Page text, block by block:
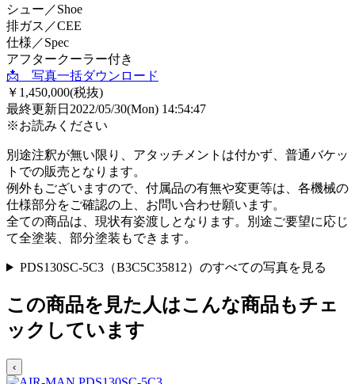
シュー／Shoe
排ガス／CEE
仕様／Spec
アフタークーラー付き
📩 写真一括ダウンロード
￥1,450,000(税抜)
最終更新日 2022/05/30(Mon) 14:54:47
※お読みください
別途注釈が無い限り、アタッチメントは付かず、普通バケッ
トでの販売となります。
例外もございますので、付属品の有無や変更等は、各機械の
仕様部分をご確認の上、お問い合わせ願います。
全ての商品は、現状有姿渡しとなります。別途ご要望に応じ
て全塗装、部分塗装もできます。
PDS130SC-5C3（B3C5C35812）のすべての写真を見る
この商品を見た人はこんな商品もチェ
ックしています
‹